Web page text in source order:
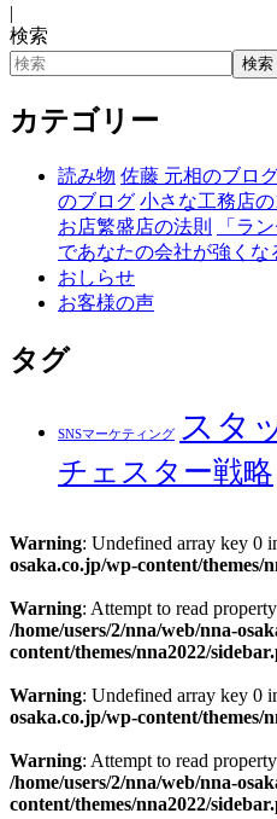
|
検索
検索
カテゴリー
読み物 佐藤 元相のブロ
のブログ 小さな工務店
お店繁盛店の法則
「ラ
であなたの会社が強くな
おしらせ
お客様の声
タグ
SNSマーケティング スタ
チェスター戦略
Warning: Undefined array key 0
osaka.co.jp/wp-content/themes/
Warning: Attempt to read
/home/users/2/nna/web/nna-
content/themes/nna2022/
Warning: Undefined array key 0
osaka.co.jp/wp-content/themes/
Warning: Attempt to read
/home/users/2/nna/web/nna-
content/themes/nna2022/